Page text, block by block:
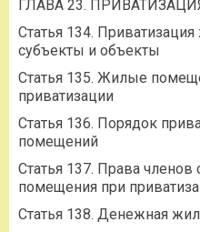
ГЛАВА 23.
Статья 134.
субъекты и объекты
Статья 135. Жилые
приватизации
Статья 136. Порядок
помещений
Статья 137. Права
помещения при
Статья 138. Денежная